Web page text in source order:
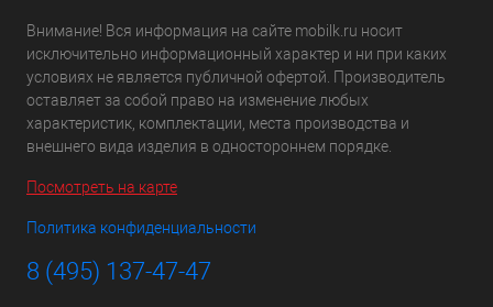
Внимание! Вся информация на сайте mobilk.ru носит
исключительно информационный характер и ни при каких
условиях не является публичной офертой. Производитель
оставляет за собой право на изменение любых
характеристик, комплектации, места производства и
внешнего вида изделия в одностороннем порядке.
Посмотреть на карте
Политика конфиденциальности
8 (495) 137-47-47